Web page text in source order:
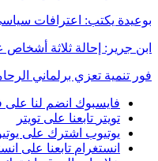
بوعيدة يكتب: اعترافات
ابن جرير: إحالة ثلاثة أشخاص
فور تنمية تعزي برلماني
فايسبوك انضم لنا
تويتر تابعنا على تويتر
يوتيوب اشترك على
انستغرام تابعنا على